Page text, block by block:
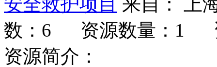
数：6
资源数量：1
资源简介：